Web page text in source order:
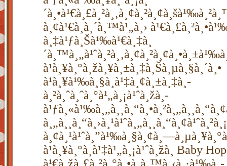
à¸¢à¹€à¸à¸´à¸™à¹„à¸›
à¸‡à¹ƒà¸Šà¹‰à¹€à¸‡à¸
à¹à¸¥à¸°à¸žà¸¥à¸±à¸‡à¸Šà¸µà¸§à¸´à¸•
à¹à¸¥à¹‰à¸§à¸à¹‡à¸¢à¸±à¸‡à¸­
à¸²à¸ˆà¸ˆà¸°à¹„à¸¡à¹ˆà¸žà¸­
à¹à¸¥à¸°à¸à¹‡à¹„à¸¡à¹ˆà¸žà¸­ Baby